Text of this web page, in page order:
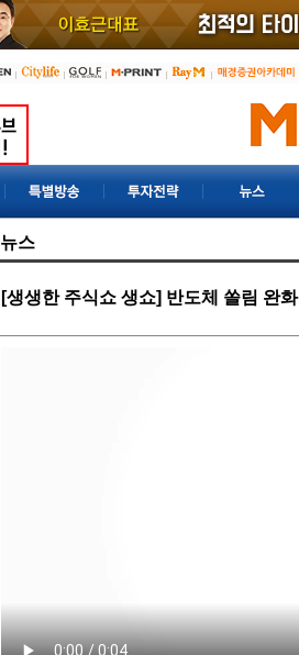
뉴스
[생생한 주식쇼 생쇼] 반도체 쏠림 완